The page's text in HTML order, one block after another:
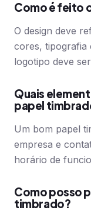
Como é feito
O design deve
cores, tipografia
logotipo deve
Quais
papel
Um bom papel
empresa e
horário de
Como posso
timbrado?